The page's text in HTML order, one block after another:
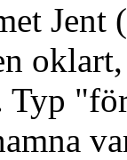
Jent (
Typ